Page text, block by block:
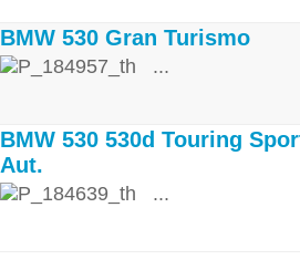
BMW 530 Gran Turismo
...
BMW 530 530d Touring
Aut.
...